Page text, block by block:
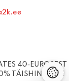
40-EUROSEST
TÄISHINNAST!